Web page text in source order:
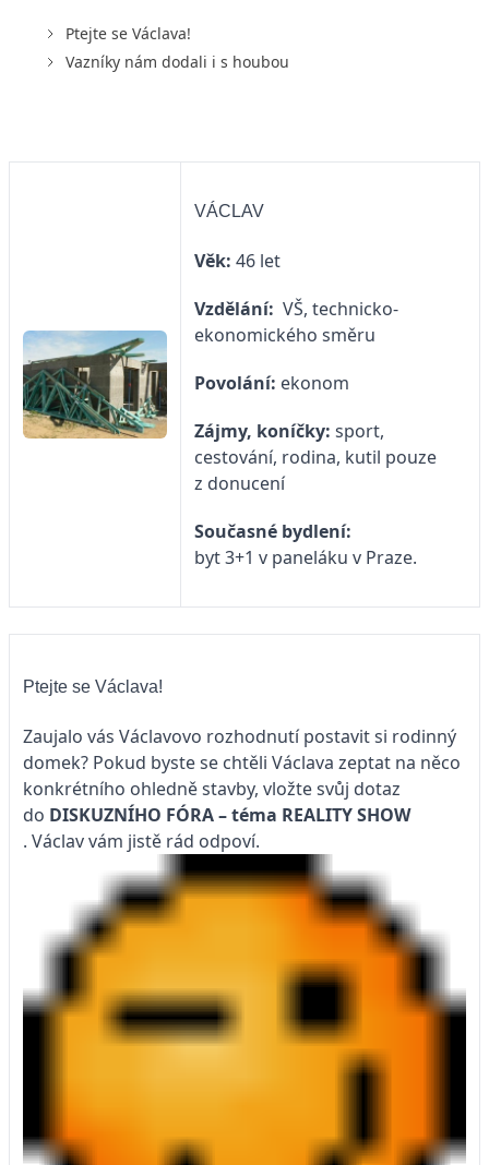
Ptejte se Václava!
Vazníky nám dodali i s houbou
VÁCLAV
Věk: 46 let
Vzdělání: VŠ, technicko-
ekonomického směru
Povolání: ekonom
Zájmy, koníčky: sport,
cestování, rodina, kutil pouze
z donucení
Současné bydlení:
byt 3+1 v paneláku v Praze.
Ptejte se Václava!
Zaujalo vás Václavovo rozhodnutí postavit si rodinný
domek? Pokud byste se chtěli Václava zeptat na něco
konkrétního ohledně stavby, vložte svůj dotaz
do DISKUZNÍHO FÓRA – téma REALITY SHOW
. Václav vám jistě rád odpoví.